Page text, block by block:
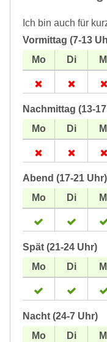
Ich bin auch für
Vormittag (7-13
Nachmittag (13-
Abend (17-21 Uhr)
Spät (21-24 Uhr)
Nacht (24-7 Uhr)